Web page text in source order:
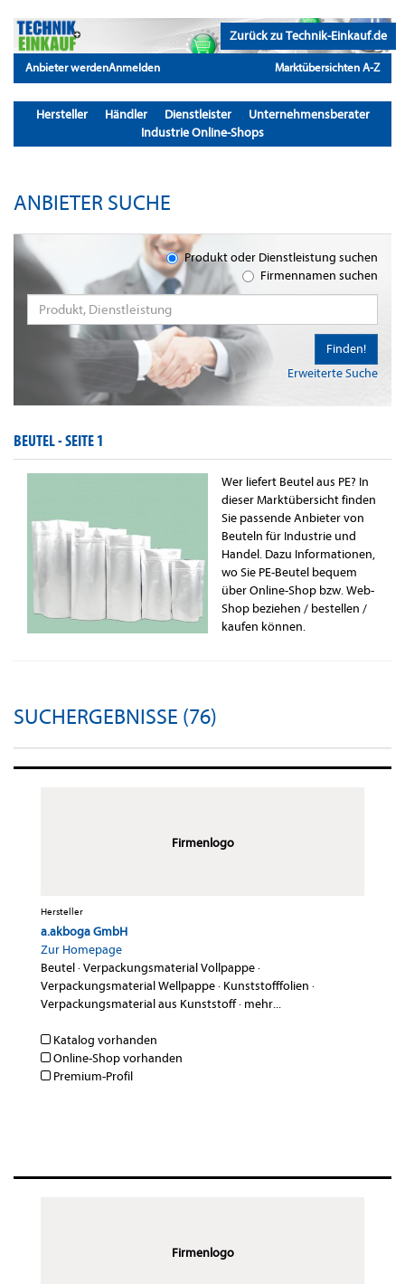
Zurück zu Technik-Einkauf.de
Anbieter werdenAnmelden Marktübersichten A-Z
Hersteller Händler Dienstleister
Unternehmensberater
Industrie Online-Shops
ANBIETER SUCHE
Produkt oder Dienstleistung suchen
Firmennamen suchen
Erweiterte Suche
Finden!
BEUTEL -SEITE 1
Wer liefert Beutel aus PE? In
dieser Marktübersicht finden
Sie passende Anbieter von
Beuteln für Industrie und
Handel. Dazu Informationen,
wo Sie PE-Beutel bequem
über Online-Shop bzw. Web-
Shop beziehen / bestellen /
kaufen können.
SUCHERGEBNISSE (76)
Firmenlogo
Hersteller
a.akboga GmbH
Zur Homepage
Beutel·Verpackungsmaterial Vollpappe·
Verpackungsmaterial Wellpappe· Kunststofffolien ·
Verpackungsmaterial aus Kunststoff· mehr...
Katalog vorhanden
Online-Shop vorhanden
Premium-Profil
Firmenlogo